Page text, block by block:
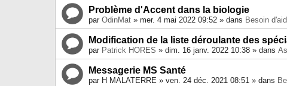
Problème d'Accent dans la biologie
par OdinMat » mer. 4 mai 2022 09:52 » dans Besoin
Modification de la liste déroulante des
par Patrick HORES » dim. 16 janv. 2022 10:38 » dans
Messagerie MS Santé
par H MALATERRE » ven. 24 déc. 2021 08:51 » dans